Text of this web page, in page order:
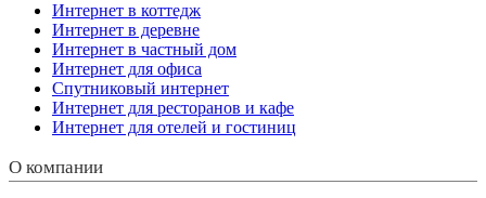
Интернет в коттедж
Интернет в деревне
Интернет в частный дом
Интернет для офиса
Спутниковый интернет
Интернет для ресторанов и кафе
Интернет для отелей и гостиниц
О компании